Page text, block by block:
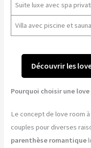
Suite luxe avec spa
Villa avec piscine et sauna
Découvrir les
Pourquoi choisir une love
Le concept de love room
couples pour diverses
parenthèse romantique